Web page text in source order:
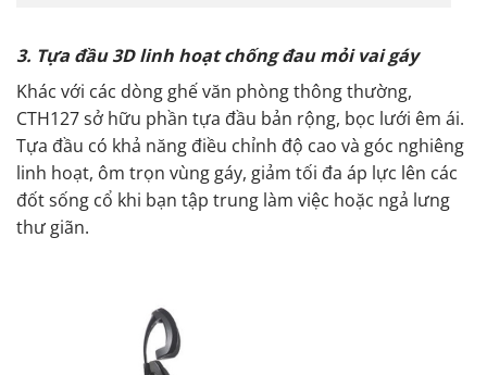
3. Tựa đầu 3D linh hoạt chống đau mỏi vai gáy
Khác với các dòng ghế văn phòng thông thường,
CTH127 sở hữu phần tựa đầu bản rộng, bọc lưới êm ái.
Tựa đầu có khả năng điều chỉnh độ cao và góc nghiêng
linh hoạt, ôm trọn vùng gáy, giảm tối đa áp lực lên các
đốt sống cổ khi bạn tập trung làm việc hoặc ngả lưng
thư giãn.